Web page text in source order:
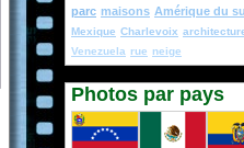
parc maisons Amérique du
Mexique Charlevoix
Venezuela rue neige
Photos par pays